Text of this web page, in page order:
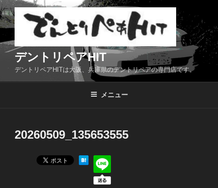
コ
ン
テ
ン
ツ
デントリペアHIT
デントリペアHITは大阪、兵庫県のデントリペアの専門店です。
メニュー
20260509_135653555